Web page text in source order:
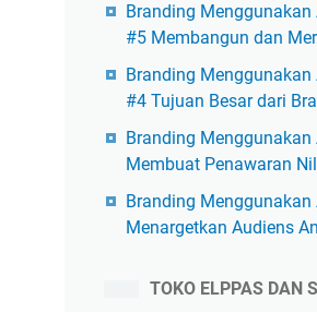
Branding Menggunakan
#5 Membangun dan
Branding Menggunakan
#4 Tujuan Besar dari
Branding Menggunakan
Membuat Penawaran
Branding Menggunakan
Menargetkan Audiens
TOKO ELPPAS DAN